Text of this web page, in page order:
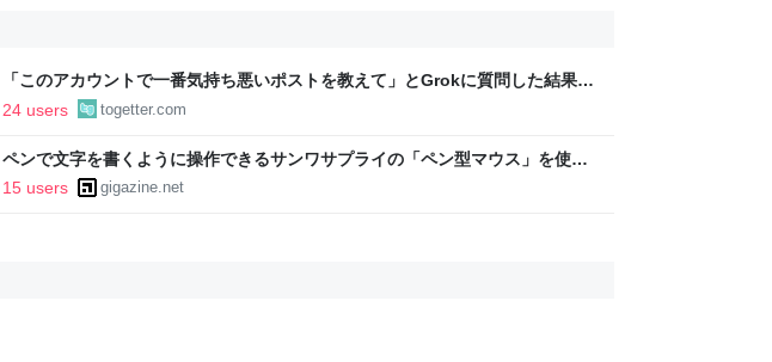
「このアカウントで一番気持ち悪いポストを教えて」とGrokに質問した結果、
正論で盛大なカウンターを食らった話→「返事がヤバい」「AIの反乱か？」
24 users togetter.com
ペンで文字を書くように操作できるサンワサプライの「ペン型マウス」を使っ
てみた
15 users gigazine.net